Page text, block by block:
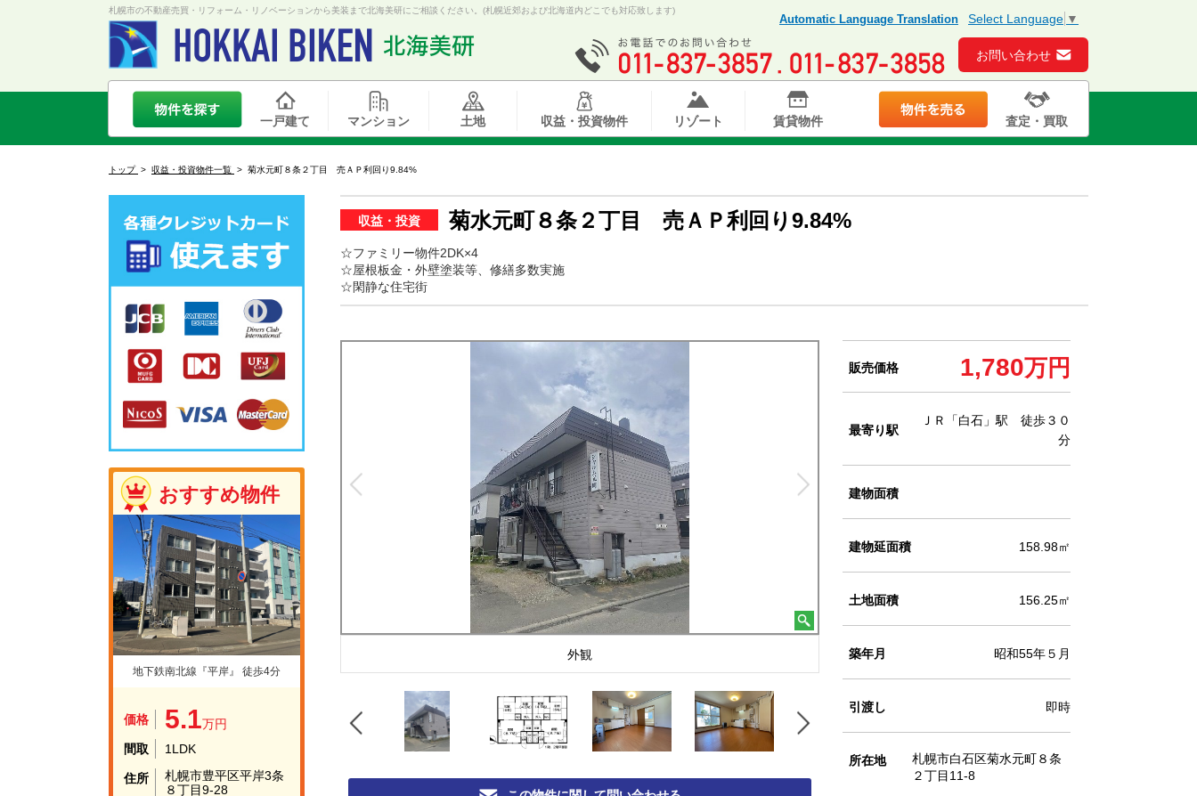
札幌市の不動産売買・リフォーム・リノベーションから美装まで北海美研にご相談ください。(札幌近郊および北海道内どこでも対応致します)
Automatic Language Translation Select Language ▼
お問い合わせ
一戸建て マンション 土地 収益・投資物件 リゾート 賃貸物件 査定・買取
トップ > 収益・投資物件一覧 > 菊水元町８条２丁目 売ＡＰ利回り9.84%
収益・投資 菊水元町８条２丁目 売ＡＰ利回り9.84%
☆ファミリー物件2DK×4
☆屋根板金・外壁塗装等、修繕多数実施
☆閑静な住宅街
外観 間取り図
販売価格 1,780万円
最寄り駅
ＪＲ「白石」駅 徒歩３０
分
建物面積
建物延面積 158.98㎡
土地面積 156.25㎡
築年月 昭和55年５月
引渡し 即時
所在地
札幌市白石区菊水元町８条
２丁目11-8
おすすめ物件
地下鉄南北線『平岸』 徒歩4分
価格 5.1万円
間取
1LDK
住所
札幌市豊平区平岸3条
８丁目9-28